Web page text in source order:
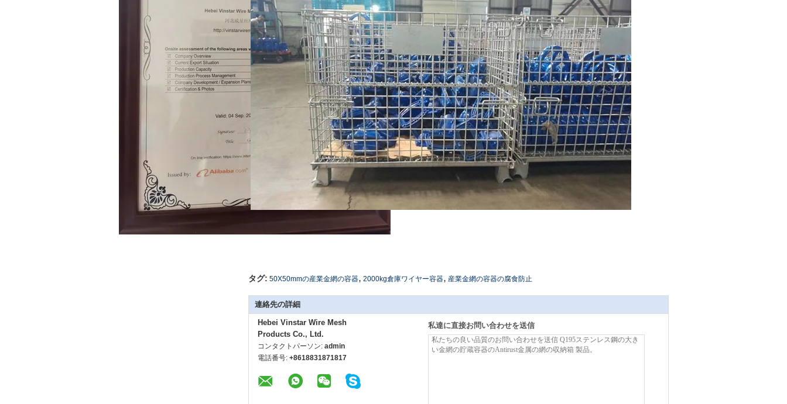
タグ: 50X50mmの産業金網の容器, 2000kg倉庫ワイヤー容器, 産業金網の容器の腐食防止
連絡先の詳細
Hebei Vinstar Wire Mesh
Products Co., Ltd.
コンタクトパーソン: admin
電話番号: +8618831871817
私達に直接お問い合わせを送信